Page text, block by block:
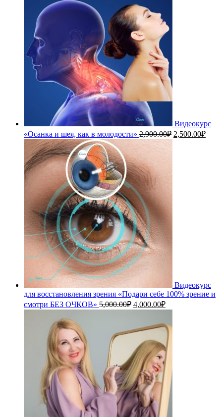
Видеокурс
«Осанка и шея, как в молодости» 2,900.00₽ 2,500.00₽
Видеокурс
для восстановления зрения «Подари себе 100% зрение и
смотри БЕЗ ОЧКОВ» 5,000.00₽ Первоначальная
цена
5,000.00₽.
4,000.00₽Текущая
цена:
4,000.00₽.